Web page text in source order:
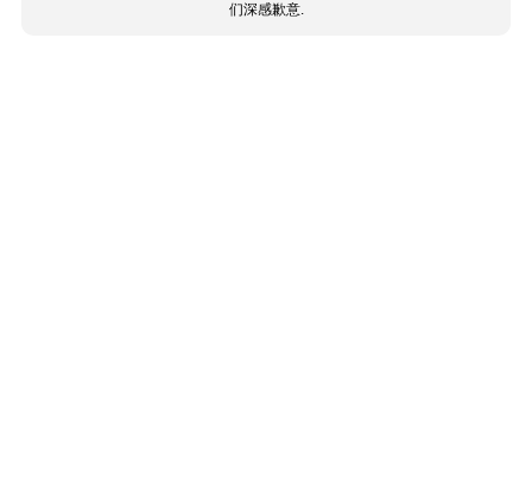
们深感歉意.